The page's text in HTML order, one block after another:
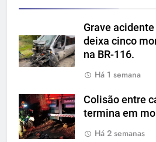
Grave
deixa cinco
na BR-116.
Há 1 semana
Colisão entre
termina em
Há 2 semanas